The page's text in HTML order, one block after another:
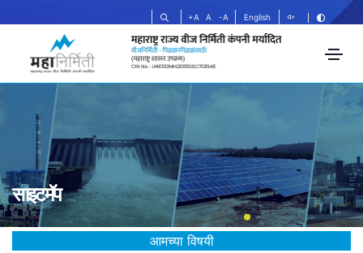
+A A -A English
साइटमॅप
आमच्या विषयी